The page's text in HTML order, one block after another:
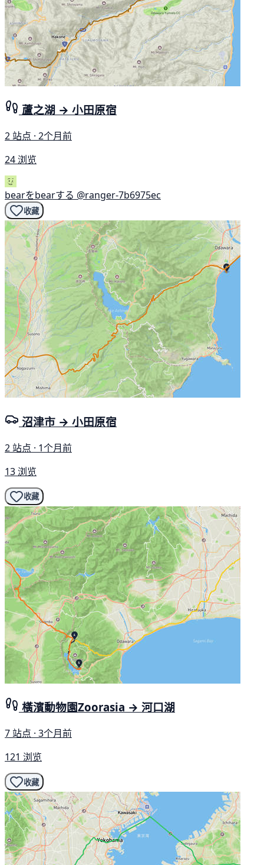
蘆之湖 → 小田原宿
2 站点 · 2个月前
24 浏览
bearをbearする @ranger-7b6975ec
收藏
沼津市 → 小田原宿
2 站点 · 1个月前
13 浏览
收藏
橫濱動物園Zoorasia → 河口湖
7 站点 · 3个月前
121 浏览
收藏